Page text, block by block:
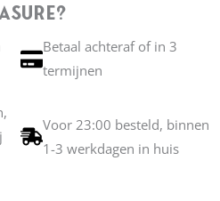
de clitoris, stijgt op,
op de clitoris omringd
prachtige saffierblauwe
opening van het
verlangen te strelen en
Betaal achteraf of in 3
termijnen
Voor 23:00 besteld, binnen
1-3 werkdagen in huis